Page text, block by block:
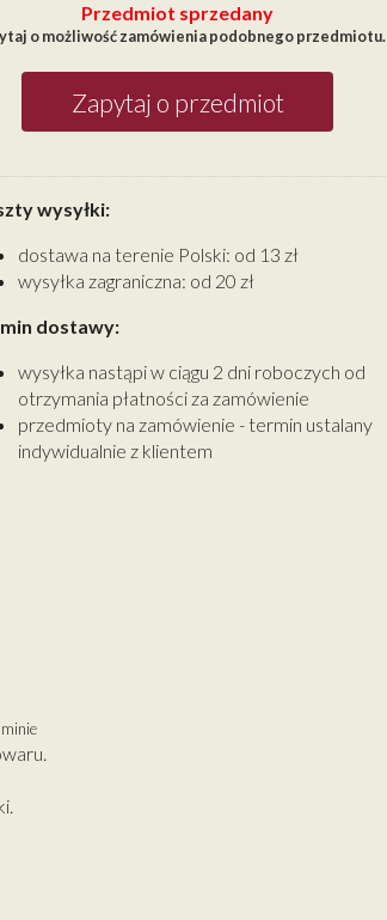
Przedmiot sprzedany
o możliwość zamówienia podobnego przedmiotu.
Zapytaj o przedmiot
wysyłki:
dostawa na terenie Polski: od 13 zł
wysyłka zagraniczna: od 20 zł
dostawy:
wysyłka nastąpi w ciągu 2 dni roboczych od
otrzymania płatności za zamówienie
przedmioty na zamówienie - termin ustalany
indywidualnie z klientem